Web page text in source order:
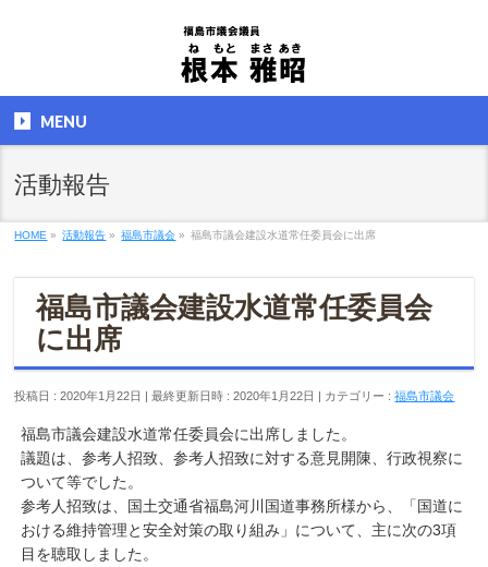
MENU
活動報告
HOME » 活動報告 » 福島市議会 » 福島市議会建設水道常任委員会に出席
福島市議会建設水道常任委員会
に出席
投稿日 : 2020年1月22日 最終更新日時 : 2020年1月22日 カテゴリー :福島市議会
福島市議会建設水道常任委員会に出席しました。
議題は、参考人招致、参考人招致に対する意見開陳、行政視察に
ついて等でした。
参考人招致は、国土交通省福島河川国道事務所様から、「国道に
おける維持管理と安全対策の取り組み」について、主に次の3項
目を聴取しました。